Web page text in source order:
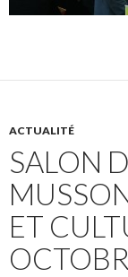
ACTUALITÉ
SALON
ET